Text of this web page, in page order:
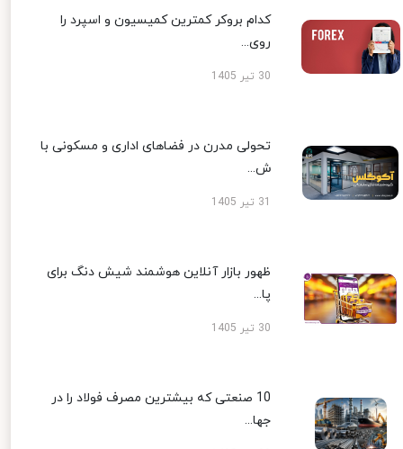
کدام بروکر کمترین کمیسیون و اسپرد را
روی...
30 تیر 1405
تحولی مدرن در فضاهای اداری و مسکونی با
ش...
ظهور بازار آنلاین هوشمند شیش دنگ برای
پا...
30 تیر 1405
10 صنعتی که بیشترین مصرف فولاد را در
جها...